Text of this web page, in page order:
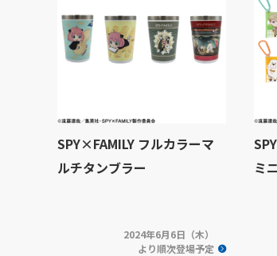
SPY×FAMILY フルカラーマ
ルチタンブラー
2024年6月6日（木）
より順次登場予定
ミ